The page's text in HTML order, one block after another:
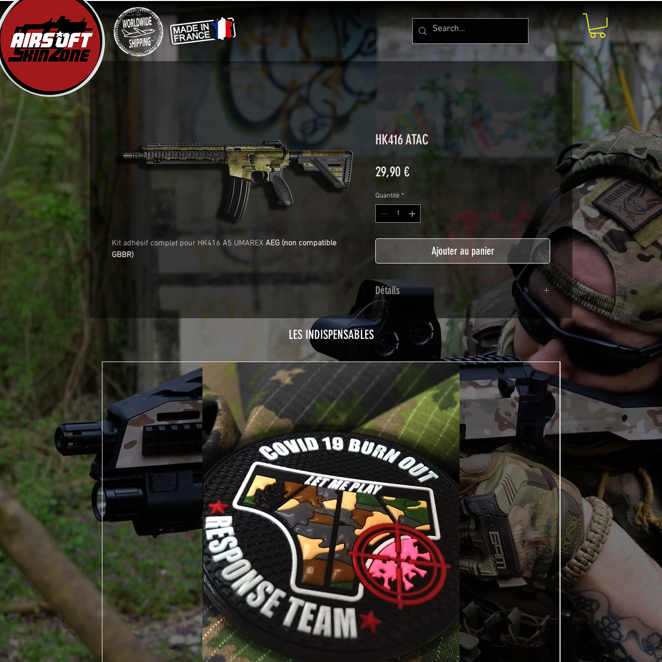
Kit adhésif complet pour HK416 A5 UMAREX AEG (non compatible
GBBR)
HK416 ATAC
29,90 €Prix
Quantité *
Ajouter au panier
Détails
Adhésif de type polymère calandré recouvert d'une
plastification protègeant des UV et des rayures.
Utilisé initialement pour le marquage de véhicule,
les adhésifs AirsoftSkinZone offrent une grande
durabilité et résistent aux intempéries.
Nettoyer sa réplique à l'aide d'un produit alcoolisé
avant toute installation est indispensable. Un
décapeur thermique ou un sèche cheveux sera
nécessaire à l'installation de votre Skin. Voir la
rubrique TUTOS / VIDEOS
LES INDISPENSABLES